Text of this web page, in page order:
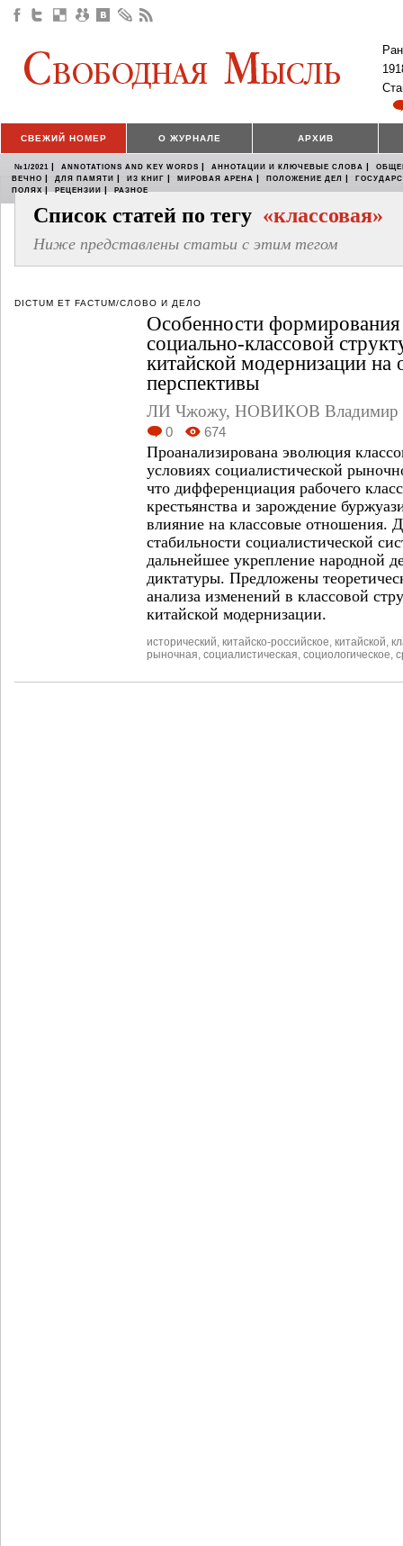
СВЕЖИЙ НОМЕР О ЖУРНАЛЕ АРХИВ
№1/2021 | ANNOTATIONS AND KEY WORDS | АННОТАЦИИ И КЛЮЧЕВЫЕ СЛОВА |
ВЕЧНО | ДЛЯ ПАМЯТИ | ИЗ КНИГ | МИРОВАЯ АРЕНА | ПОЛОЖЕНИЕ ДЕЛ |
ПОЛЯХ | РЕЦЕНЗИИ | РАЗНОЕ
Список статей по тегу «классовая»
Ниже представлены статьи с этим тегом
DICTUM ET FACTUM/СЛОВО И ДЕЛО
Особенности
социально-классовой
китайской модернизации на
перспективы
ЛИ Чжожу, НОВИКОВ Владимир
0 674
Проанализирована эволюция
условиях социалистической
что дифференциация рабочего
крестьянства и зарождение
влияние на классовые отношения.
стабильности социалистической
дальнейшее укрепление народной
диктатуры. Предложены
анализа изменений в классовой
китайской модернизации.
исторический китайско-российское китайской
рыночная социалистическая социологическое